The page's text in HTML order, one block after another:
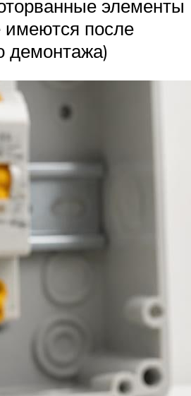
элементы
имеются после
демонтажа)